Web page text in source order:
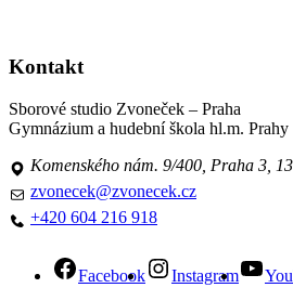
Kontakt
Sborové studio Zvoneček – Praha
Gymnázium a hudební škola hl.m. Prahy
Komenského nám. 9/400, Praha 3,
zvonecek@zvonecek.cz
+420 604 216 918
Facebook Instagram